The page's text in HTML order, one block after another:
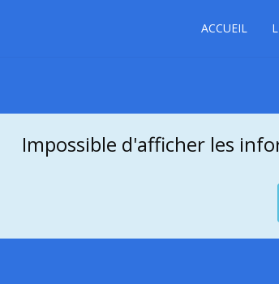
ACCUEIL
Impossible d'afficher les